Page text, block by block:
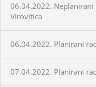
06.04.2022.
Virovitica
06.04.2022. Planirani
07.04.2022. Planirani